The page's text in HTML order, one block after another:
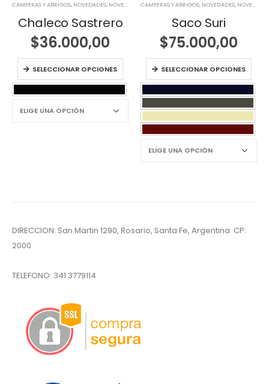
CAMPERAS Y ABRIGOS, NOVEDADES, NOVEDADES
Chaleco Sastrero
$36.000,00
SELECCIONAR OPCIONES
CAMPERAS Y ABRIGOS, NOVEDADES, NOVEDADES
Saco Suri
$75.000,00
SELECCIONAR OPCIONES
DIRECCION: San Martin 1290, Rosario, Santa Fe, Argentina. CP:
2000
TELEFONO: 341 3779114